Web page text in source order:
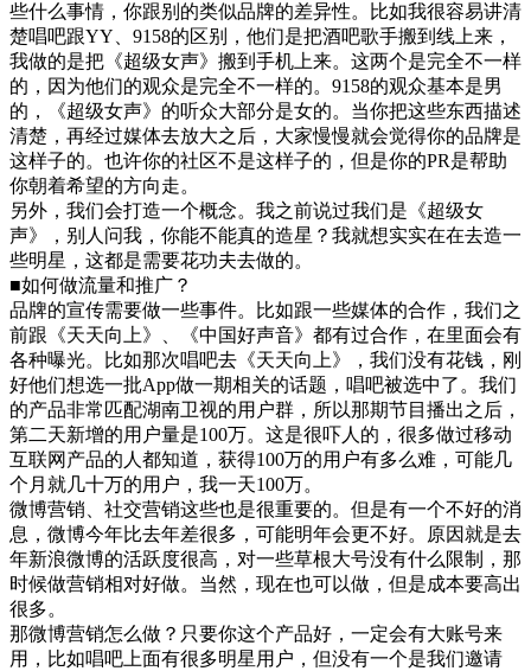
些什么事情，你跟别的类似品牌的差异性。比如我很容易讲清
楚唱吧跟YY、9158的区别，他们是把酒吧歌手搬到线上来，
我做的是把《超级女声》搬到手机上来。这两个是完全不一样
的，因为他们的观众是完全不一样的。9158的观众基本是男
的，《超级女声》的听众大部分是女的。当你把这些东西描述
清楚，再经过媒体去放大之后，大家慢慢就会觉得你的品牌是
这样子的。也许你的社区不是这样子的，但是你的PR是帮助
你朝着希望的方向走。
另外，我们会打造一个概念。我之前说过我们是《超级女
声》，别人问我，你能不能真的造星？我就想实实在在去造一
些明星，这都是需要花功夫去做的。
■如何做流量和推广？
品牌的宣传需要做一些事件。比如跟一些媒体的合作，我们之
前跟《天天向上》、《中国好声音》都有过合作，在里面会有
各种曝光。比如那次唱吧去《天天向上》，我们没有花钱，刚
好他们想选一批App做一期相关的话题，唱吧被选中了。我们
的产品非常匹配湖南卫视的用户群，所以那期节目播出之后，
第二天新增的用户量是100万。这是很吓人的，很多做过移动
互联网产品的人都知道，获得100万的用户有多么难，可能几
个月就几十万的用户，我一天100万。
微博营销、社交营销这些也是很重要的。但是有一个不好的消
息，微博今年比去年差很多，可能明年会更不好。原因就是去
年新浪微博的活跃度很高，对一些草根大号没有什么限制，那
时候做营销相对好做。当然，现在也可以做，但是成本要高出
很多。
那微博营销怎么做？只要你这个产品好，一定会有大账号来
用，比如唱吧上面有很多明星用户，但没有一个是我们邀请